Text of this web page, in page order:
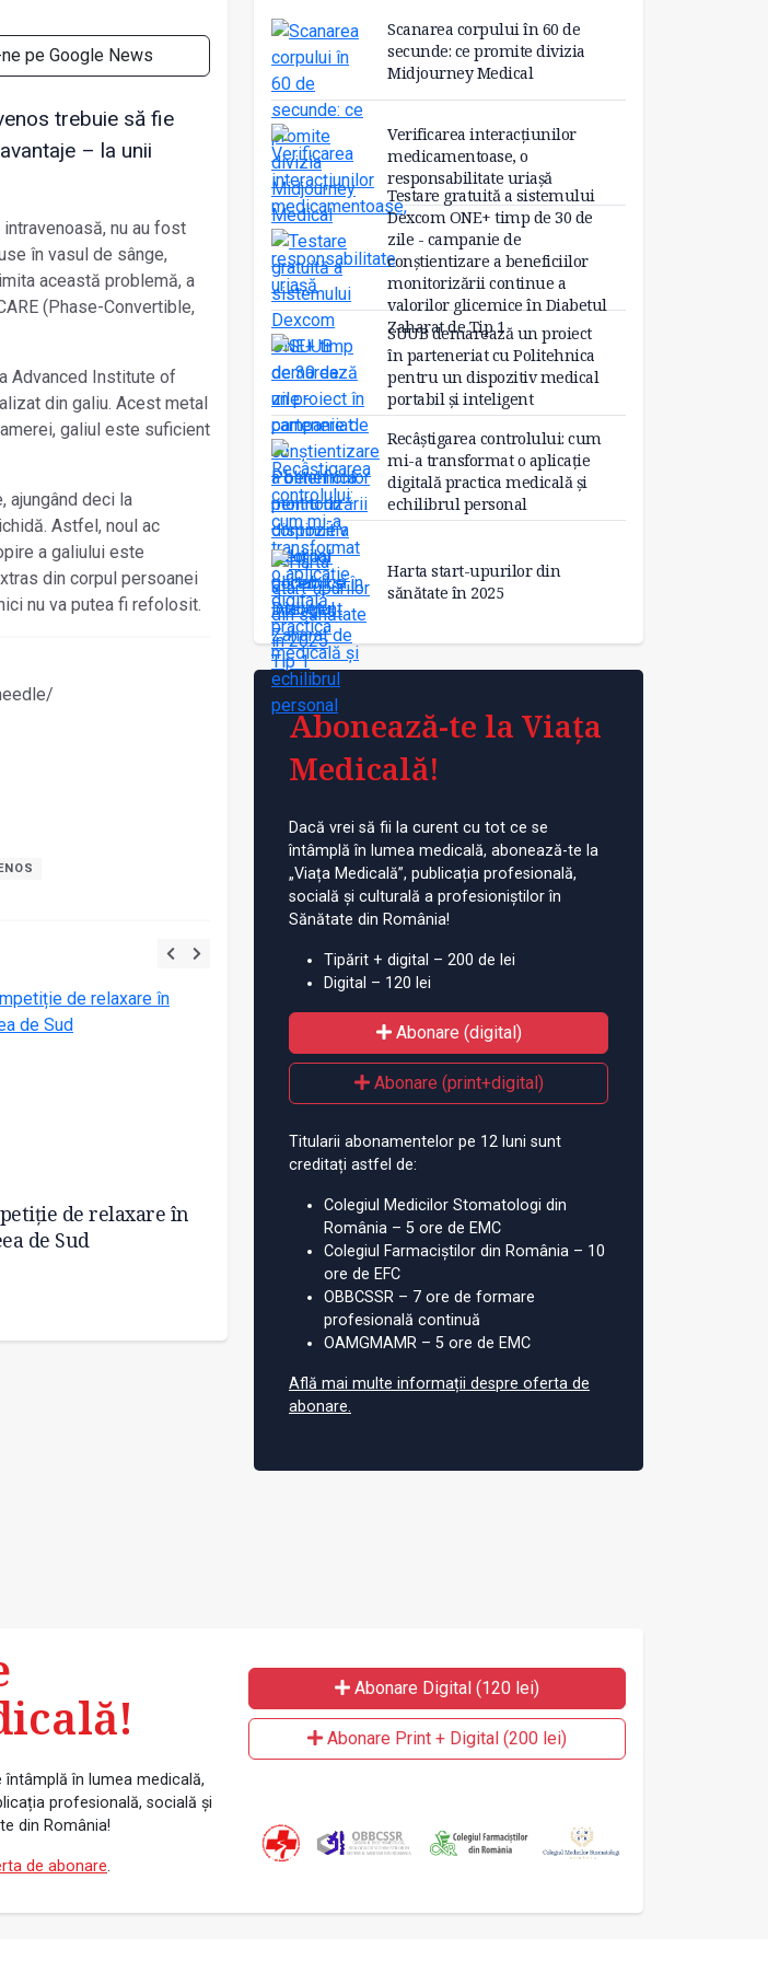
pe Google News
trebuie să fie
– la unii
nu au fost
în vasul de sânge,
această problemă, a
(Phase-Convertible,
Advanced Institute of
din galiu. Acest metal
galiul este suficient
ajungând deci la
Astfel, noul ac
a galiului este
din corpul persoanei
nu va putea fi refolosit.
de relaxare în
de Sud
Doza de ficțiune:
„carnivora”, poezie de
Maria Ciurea
Coreea de Sud: Guvernul
vrea să suspende 4.900 de
Scanarea corpului în 60 de
secunde: ce promite divizia
Midjourney Medical
Verificarea interacțiunilor
medicamentoase, o
responsabilitate uriașă
Testare gratuită a sistemului
Dexcom ONE+ timp de 30 de
zile - campanie de
conștientizare a beneficiilor
monitorizării continue a
valorilor glicemice în Diabetul
Zaharat de Tip 1
SUUB demarează un proiect
în parteneriat cu Politehnica
pentru un dispozitiv medical
portabil și inteligent
Recâștigarea controlului: cum
mi-a transformat o aplicație
digitală practica medicală și
echilibrul personal
Harta start-upurilor din
sănătate în 2025
Abonează-te la Viața
Medicală!
Dacă vrei să fii la curent cu tot ce se
întâmplă în lumea medicală, abonează-te la
„Viața Medicală”, publicația profesională,
socială și culturală a profesioniștilor în
Sănătate din România!
Tipărit + digital – 200 de lei
Digital – 120 lei
Abonare (digital)
Abonare (print+digital)
Titularii abonamentelor pe 12 luni sunt
creditați astfel de:
Colegiul Medicilor Stomatologi din
România – 5 ore de EMC
Colegiul Farmaciștilor din România – 10
ore de EFC
OBBCSSR – 7 ore de formare
profesională continuă
OAMGMAMR – 5 ore de EMC
Află mai multe informații despre oferta de
abonare.
în lumea medicală,
profesională, socială și
din România!
de abonare.
Abonare Digital (120 lei)
Abonare Print + Digital (200 lei)